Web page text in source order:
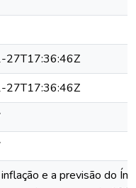
27T17:36:46Z
27T17:36:46Z
e a previsão do